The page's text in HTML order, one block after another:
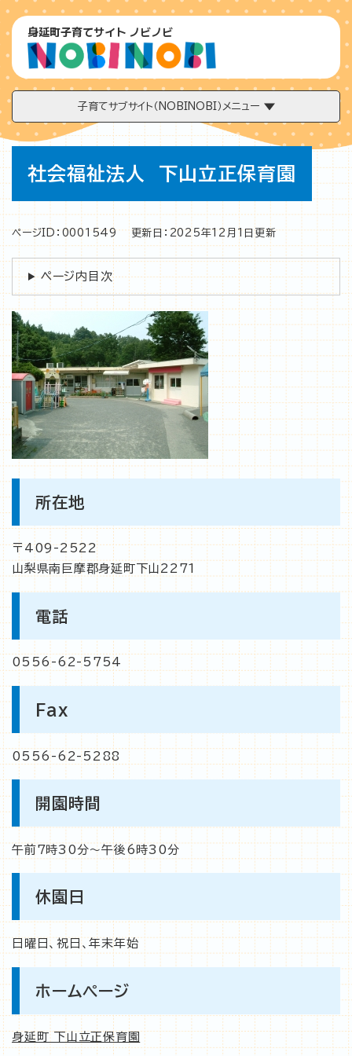
ペ
の
先
す
。
メニューを飛ばして本文へ
身延町子育てサイト ノビノビ
子育てサブサイト（NOBINOBI）メニュー
社会福祉法人 下山立正保育園
ページID：0001549 更新日：2025年12月1日更新
ページ内目次
所在地
〒409-2522
山梨県南巨摩郡身延町下山2271
電話
0556-62-5754
Fax
0556-62-5288
開園時間
午前7時30分〜午後6時30分
休園日
日曜日、祝日、年末年始
ホームページ
身延町 下山立正保育園